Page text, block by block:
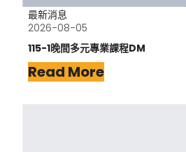
最新消息
2026-08-05
115-1晚間多元專業課程DM
Read More